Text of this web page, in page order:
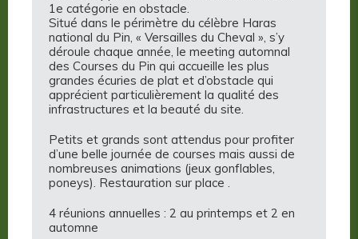
1e catégorie en obstacle.
Situé dans le périmètre du célèbre Haras
national du Pin, « Versailles du Cheval », s’y
déroule chaque année, le meeting automnal
des Courses du Pin qui accueille les plus
grandes écuries de plat et d’obstacle qui
apprécient particulièrement la qualité des
infrastructures et la beauté du site.
Petits et grands sont attendus pour profiter
d’une belle journée de courses mais aussi de
nombreuses animations (jeux gonflables,
poneys). Restauration sur place .
4 réunions annuelles : 2 au printemps et 2 en
automne